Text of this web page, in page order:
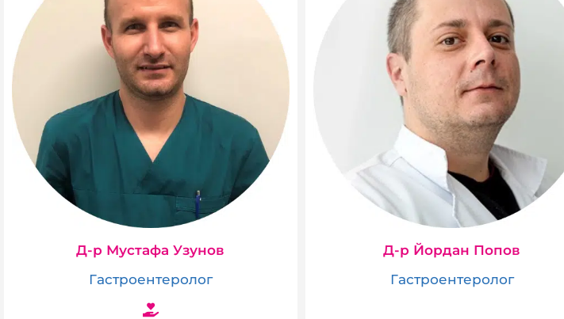
Д-р Мустафа Узунов
Гастроентеролог
Д-р Йордан Попов
Гастроентеролог